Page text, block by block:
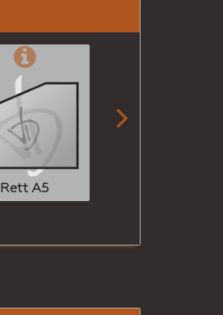
Rett A5
